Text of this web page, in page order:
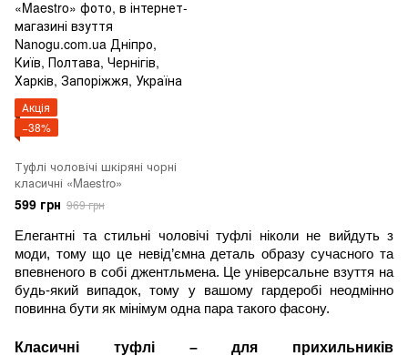
Акція
−38%
Туфлі чоловічі шкіряні чорні
класичні «Maestro»
599 грн 969 грн
Елегантні та стильні чоловічі туфлі ніколи не вийдуть з
моди, тому що це невід’ємна деталь образу сучасного та
впевненого в собі джентльмена. Це універсальне взуття на
будь-який випадок, тому у вашому гардеробі неодмінно
повинна бути як мінімум одна пара такого фасону.
Класичні туфлі – для прихильників